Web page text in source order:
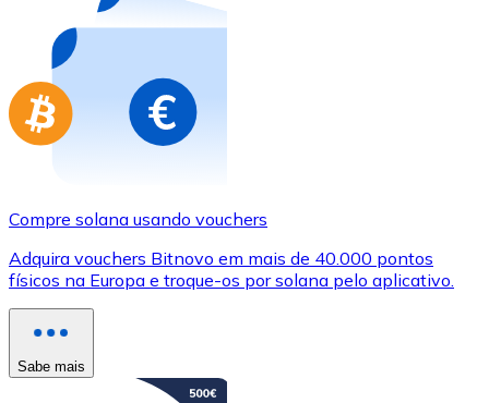
Compre cartões-presente das suas marcas favoritas
Ir para a loja de cartões-presente
Compre solana usando vouchers
Adquira vouchers Bitnovo em mais de 40.000 pontos
físicos na Europa e troque-os por solana pelo aplicativo.
Sabe mais